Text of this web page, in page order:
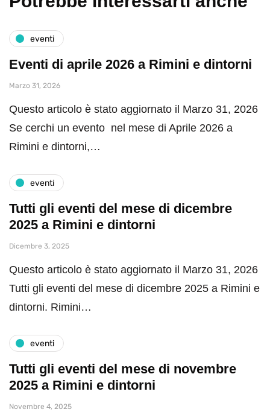
eventi
Eventi di aprile 2026 a Rimini e dintorni
Marzo 31, 2026
Questo articolo è stato aggiornato il Marzo 31, 2026
Se cerchi un evento nel mese di Aprile 2026 a
Rimini e dintorni,…
eventi
Tutti gli eventi del mese di dicembre
2025 a Rimini e dintorni
Dicembre 3, 2025
Questo articolo è stato aggiornato il Marzo 31, 2026
Tutti gli eventi del mese di dicembre 2025 a Rimini e
dintorni. Rimini…
eventi
Tutti gli eventi del mese di novembre
2025 a Rimini e dintorni
Novembre 4, 2025